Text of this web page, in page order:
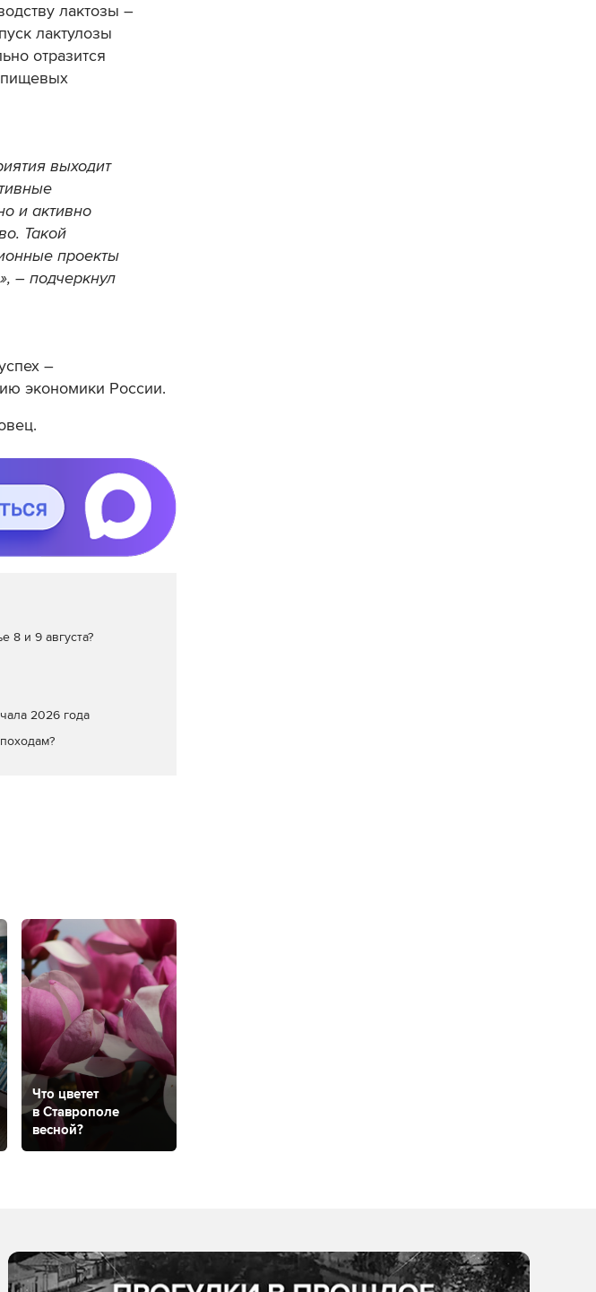
лактозы –
лактулозы
отразится
пищевых
выходит
и активно
Такой
проекты
– подчеркнул
–
экономики России.
8 и 9 августа?
2026 года
Что цветет
в Ставрополе
весной?